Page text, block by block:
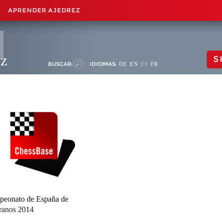
APRENDER AJEDREZ
BUSCAR: IDIOMAS: DE EN ES FR
de España de
2014